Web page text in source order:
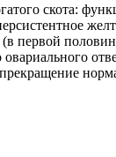
скота:
первой